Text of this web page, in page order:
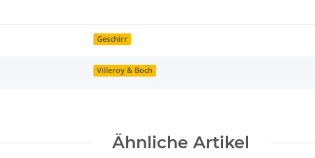
Geschirr
Villeroy & Boch
Ähnliche Artikel